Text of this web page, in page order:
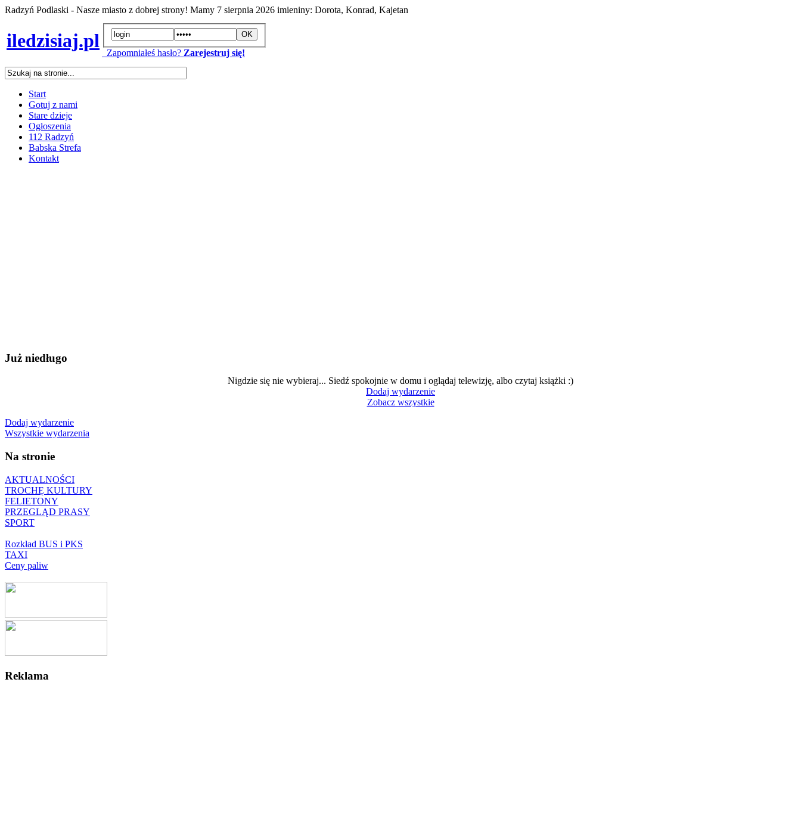
Radzyń Podlaski - Nasze miasto z dobrej strony! Mamy 7 sierpnia 2026 imieniny: Dorota, Konrad, Kajetan
iledzisiaj.pl
Zapomniałeś hasło? Zarejestruj się!
Start
Gotuj z nami
Stare dzieje
Ogłoszenia
112 Radzyń
Babska Strefa
Kontakt
Już niedługo
Nigdzie się nie wybieraj... Siedź spokojnie w domu i oglądaj telewizję, albo czytaj książki :)
Dodaj wydarzenie
Zobacz wszystkie
Dodaj wydarzenie
Wszystkie wydarzenia
Na stronie
AKTUALNOŚCI
TROCHĘ KULTURY
FELIETONY
PRZEGLĄD PRASY
SPORT
Rozkład BUS i PKS
TAXI
Ceny paliw
Reklama